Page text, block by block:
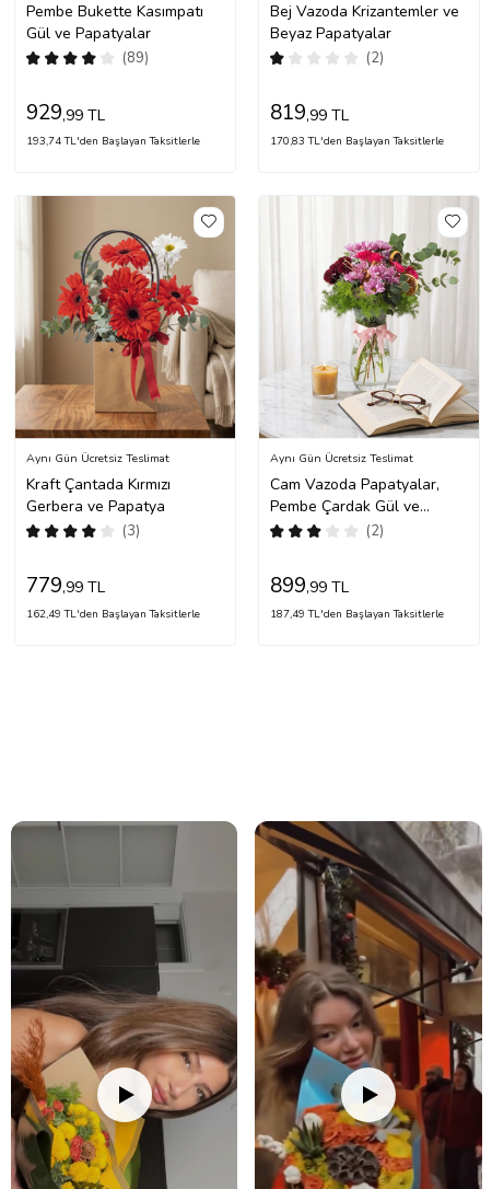
Pembe Bukette Kasımpatı
Gül ve Papatyalar
(89)
929,99 TL
193,74 TL'den Başlayan Taksitlerle
Bej Vazoda Krizantemler ve
Beyaz Papatyalar
(2)
819,99 TL
170,83 TL'den Başlayan Taksitlerle
Kraft Çantada Kırmızı
Gerbera ve Papatya
(3)
Aynı Gün Ücretsiz Teslimat
779,99 TL
162,49 TL'den Başlayan Taksitlerle
Cam Vazoda Papatyalar,
Pembe Çardak Gül ve
Krizantem
(2)
Aynı Gün Ücretsiz Teslimat
899,99 TL
187,49 TL'den Başlayan Taksitlerle